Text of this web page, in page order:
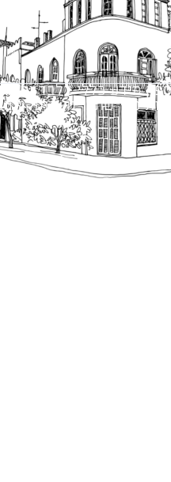
מידע כללי בלבד
כפי שתהיינה בתוקף